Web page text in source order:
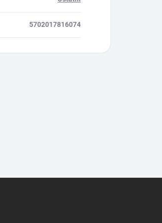
5702017816074